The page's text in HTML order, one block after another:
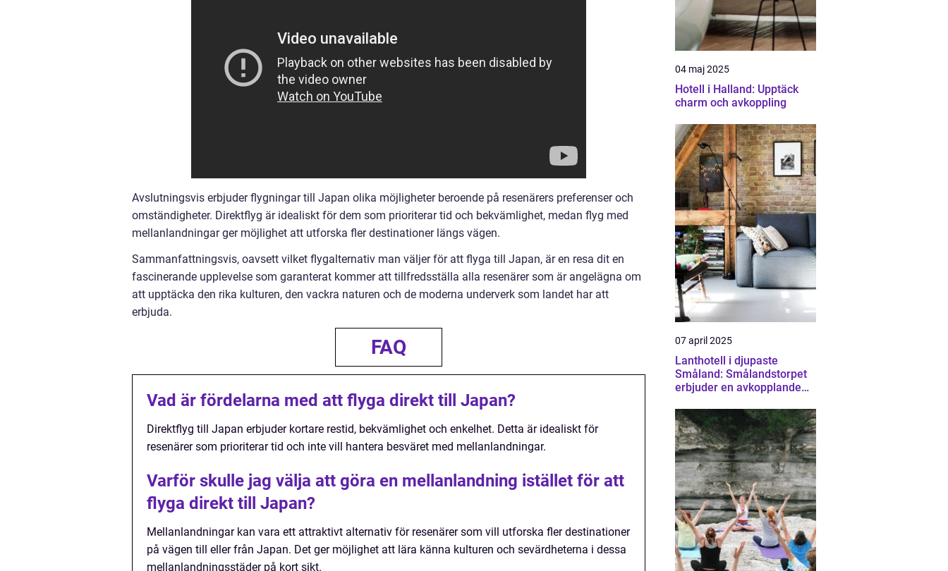
Avslutningsvis erbjuder flygningar till Japan olika möjligheter beroende på resenärers preferenser och
omständigheter. Direktflyg är idealiskt för dem som prioriterar tid och bekvämlighet, medan flyg med
mellanlandningar ger möjlighet att utforska fler destinationer längs vägen.
Sammanfattningsvis, oavsett vilket flygalternativ man väljer för att flyga till Japan, är en resa dit en
fascinerande upplevelse som garanterat kommer att tillfredsställa alla resenärer som är angelägna om
att upptäcka den rika kulturen, den vackra naturen och de moderna underverk som landet har att
erbjuda.
FAQ
Vad är fördelarna med att flyga direkt till Japan?
Direktflyg till Japan erbjuder kortare restid, bekvämlighet och enkelhet. Detta är idealiskt för
resenärer som prioriterar tid och inte vill hantera besväret med mellanlandningar.
Varför skulle jag välja att göra en mellanlandning istället för att
flyga direkt till Japan?
Mellanlandningar kan vara ett attraktivt alternativ för resenärer som vill utforska fler destinationer
på vägen till eller från Japan. Det ger möjlighet att lära känna kulturen och sevärdheterna i dessa
mellanlandningsstäder på kort sikt.
04 maj 2025
Hotell i Halland: Upptäck
charm och avkoppling
07 april 2025
Lanthotell i djupaste
Småland: Smålandstorpet
erbjuder en avkopplande